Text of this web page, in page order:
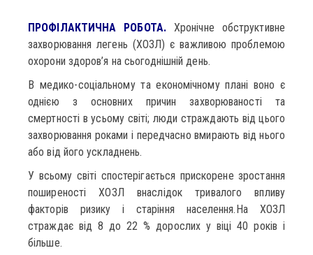
ПРОФІЛАКТИЧНА РОБОТА. Хронічне обструктивне
захворювання легень (ХОЗЛ) є важливою проблемою
охорони здоров’я на сьогоднішній день.
В медико-соціальному та економічному плані воно є
однією з основних причин захворюваності та
смертності в усьому світі; люди страждають від цього
захворювання роками і передчасно вмирають від нього
або від його ускладнень.
У всьому світі спостерігається прискорене зростання
поширеності ХОЗЛ внаслідок тривалого впливу
факторів ризику і старіння населення.На ХОЗЛ
страждає від 8 до 22 % дорослих у віці 40 років і
більше.